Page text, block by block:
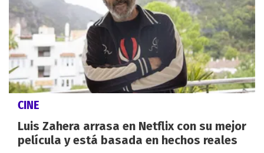
CINE
Luis Zahera arrasa en Netflix con su mejor
película y está basada en hechos reales